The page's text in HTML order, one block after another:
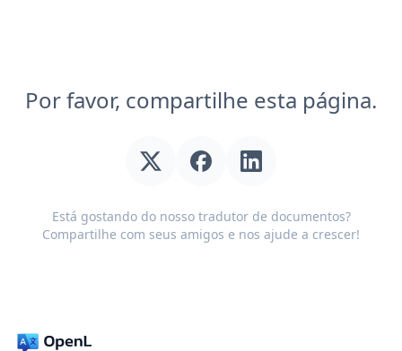
Por favor, compartilhe esta página.
Está gostando do nosso tradutor de documentos?
Compartilhe com seus amigos e nos ajude a crescer!